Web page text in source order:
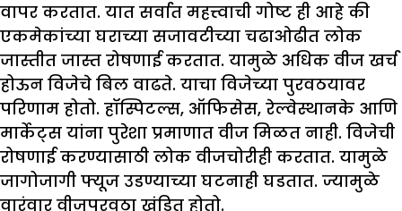
वापर करतात. यात सर्वात महत्त्वाची गोष्ट ही आहे की
एकमेकांच्या घराच्या सजावटीच्या चढाओढीत लोक
जास्तीत जास्त रोषणाई करतात. यामुळे अधिक वीज खर्च
होऊन विजेचे बिल वाढते. याचा विजेच्या पुरवठयावर
परिणाम होतो. हॉस्पिटल्स, ऑफिसेस, रेल्वेस्थानके आणि
मार्केट्स यांना पुरेशा प्रमाणात वीज मिळत नाही. विजेची
रोषणाई करण्यासाठी लोक वीजचोरीही करतात. यामुळे
जागोजागी फ्यूज उडण्याच्या घटनाही घडतात. ज्यामुळे
वारंवार वीजपुरवठा खंडित होतो.